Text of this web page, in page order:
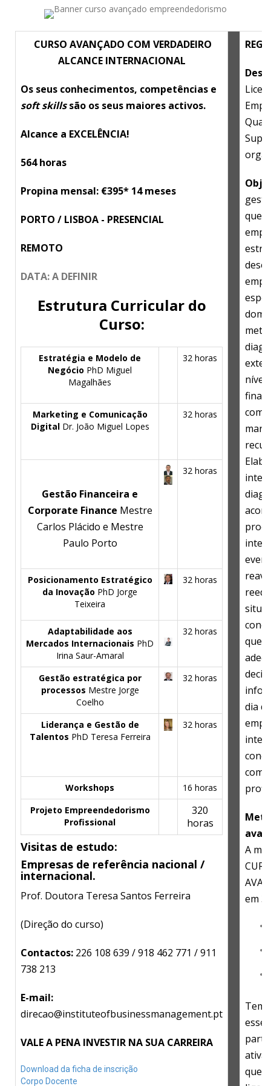
CURSO AVANÇADO COM VERDADEIRO
ALCANCE INTERNACIONAL
Os seus conhecimentos, competências e
soft skillssão os seus maiores activos.
Alcance a EXCELÊNCIA!
564 horas
Propina mensal: €395* 14 meses
PORTO / LISBOA - PRESENCIAL
REMOTO
DATA: A DEFINIR
Estrutura Curricular do
Curso:
Estratégia e Modelo de
Negócio PhD Miguel
Magalhães
32 horas
Marketing e Comunicação
Digital Dr. João Miguel Lopes
32 horas
Gestão Financeira e
Corporate Finance Mestre
Carlos Plácido e Mestre
Paulo Porto
32 horas
Posicionamento Estratégico
da Inovação PhD Jorge
Teixeira
32 horas
Adaptabilidade aos
Mercados Internacionais PhD
Irina Saur-Amaral
32 horas
Gestão estratégica por
processos Mestre Jorge
Coelho
32 horas
Liderança e Gestão de
Talentos PhD Teresa Ferreira
32 horas
Workshops
16 horas
Projeto Empreendedorismo
Profissional
320
horas
Visitas de estudo:
Empresas de referência nacional /
internacional.
Prof. Doutora Teresa Santos Ferreira
(Direção do curso)
Contactos: 226 108 639 / 918 462 771 / 911
738 213
E-mail:
direcao@instituteofbusinessmanagement.pt
VALE A PENA INVESTIR NA SUA CARREIRA
Download da ficha de inscrição
Corpo Docente
que
nível
que
dia
com
A
em 3
Tem
ativa
que